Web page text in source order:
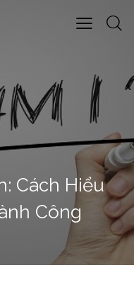
Cách Hiểu
Công